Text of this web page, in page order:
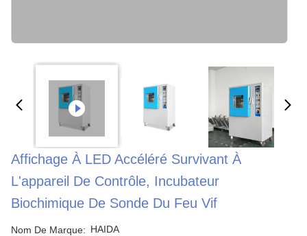
Affichage À LED Accéléré Survivant À
L'appareil De Contrôle, Incubateur
Biochimique De Sonde Du Feu Vif
Nom De Marque: HAIDA